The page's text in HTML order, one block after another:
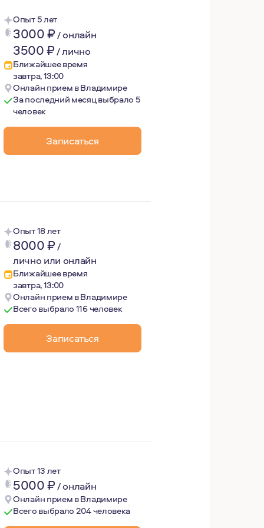
Опыт 5 лет
3000₽/онлайн
3500₽/лично
Ближайшее время
завтра, 13:00
Онлайн прием в Владимире
За последний месяц выбрало 5
человек
Записаться
повышаю свою квалификацию.
достаточно отдыхать и проводить время с семьей и
Опыт 18 лет
8000₽/
лично или онлайн
Ближайшее время
завтра, 13:00
Онлайн прием в Владимире
Всего выбрало 116 человек
Записаться
во многом сложились благодаря личному
в бизнесе людьми. Меня радует, что многие стали
Опыт 13 лет
5000₽/онлайн
Онлайн прием в Владимире
Всего выбрало 204 человека